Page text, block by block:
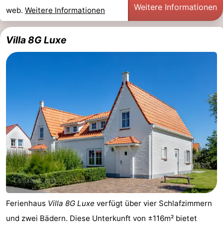
web. Weitere Informationen Weitere Informationen
Villa 8G Luxe
Ferienhaus Villa 8G Luxe verfügt über vier Schlafzimmern
und zwei Bädern. Diese Unterkunft von ±116m² bietet